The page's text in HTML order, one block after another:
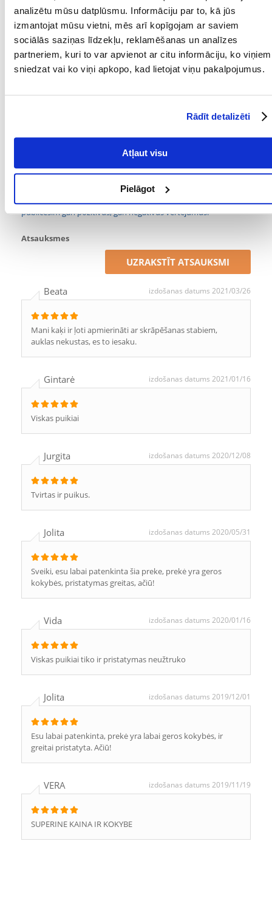
analizētu mūsu datplūsmu. Informāciju par to, kā jūs
izmantojat mūsu vietni, mēs arī kopīgojam ar saviem
sociālās saziņas līdzekļu, reklamēšanas un analīzes
partneriem, kuri to var apvienot ar citu informāciju, ko viņiem
sniedzat vai ko viņi apkopo, kad lietojat viņu pakalpojumus.
Rādīt detalizēti
Atļaut visu
Pielāgot
MATERIĀLS: Sizals
PRODUCENT: TRIXIE
AUGSTUMS (CM): 40
Mērķis
Kādi ir produktu vērtēšanas noteikumi?
var dot tai vērtējumu. Ar zvaigznītēm norādītais vērtējums ir
vidējais no visiem vērtējumiem. Pēc atsauksmju apstrādes mēs
publicēsim gan pozitīvus, gan negatīvus vērtējumus.
Atsauksmes
UZRAKSTĪT ATSAUKSMI
Beata izdošanas datums 2021/03/26
Mani kaķi ir ļoti apmierināti ar skrāpēšanas stabiem,
auklas nekustas, es to iesaku.
Gintarė izdošanas datums 2021/01/16
Viskas puikiai
Jurgita izdošanas datums 2020/12/08
Tvirtas ir puikus.
Jolita izdošanas datums 2020/05/31
Sveiki, esu labai patenkinta šia preke, prekė yra geros
kokybės, pristatymas greitas, ačiū!
Vida izdošanas datums 2020/01/16
Viskas puikiai tiko ir pristatymas neužtruko
Jolita izdošanas datums 2019/12/01
Esu labai patenkinta, prekė yra labai geros kokybės, ir
greitai pristatyta. Ačiū!
VERA izdošanas datums 2019/11/19
SUPERINE KAINA IR KOKYBE